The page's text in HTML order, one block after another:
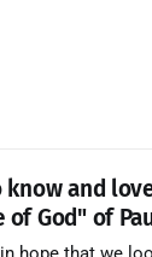
and
of God" of